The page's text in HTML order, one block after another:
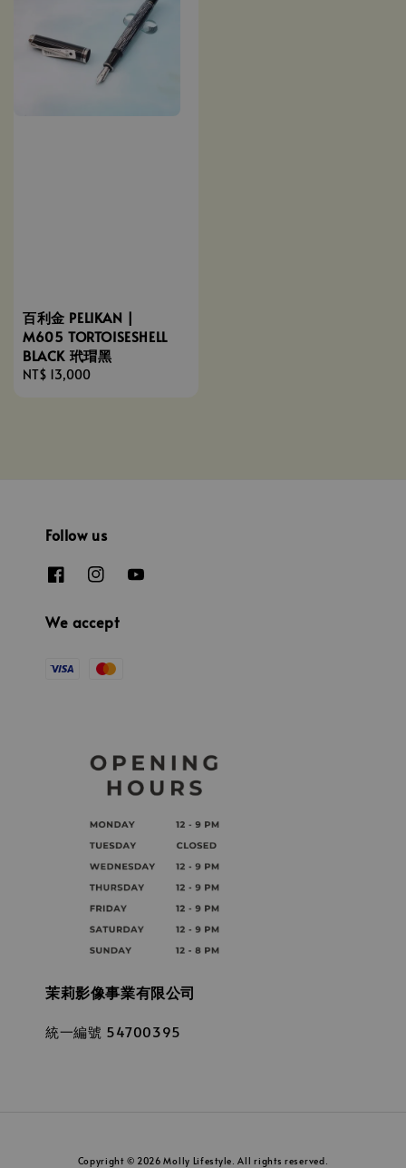
百利金 PELIKAN |
M605 TORTOISESHELL
BLACK 玳瑁黑
Regular
NT$ 13,000
Follow us
We accept
茉莉影像事業有限公司
統一編號 54700395
Copyright © 2026 Molly Lifestyle. All rights reserved.